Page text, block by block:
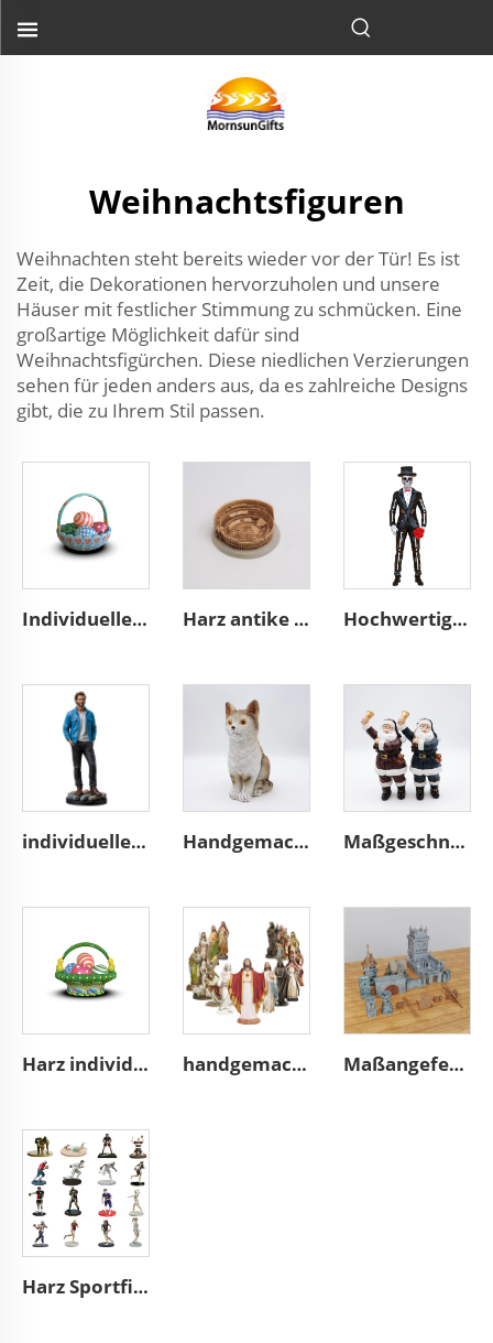
Weihnachtsfiguren
Weihnachten steht bereits wieder vor der Tür! Es ist
Zeit, die Dekorationen hervorzuholen und unsere
Häuser mit festlicher Stimmung zu schmücken. Eine
großartige Möglichkeit dafür sind
Weihnachtsfigürchen. Diese niedlichen Verzierungen
sehen für jeden anders aus, da es zahlreiche Designs
gibt, die zu Ihrem Stil passen.
Individueller Harz-Ostergeschenke-Ostereikorb-Dekoration Harz antike Architektur, maßgeschneidertes Gebäude des Kolosseums Hochwertige Handgemalte Totenkopf-Ansatz Statue aus Resin, Mexikanische Dekoration, Skelett, Anpassbarer Schädel, Mann Figurine
individuelles Harz-Kunstwerk Miniatur-Aktionfigur Figürchen Handgemachtes Wohnzubehör Tierstatue aus Resin, niedliches braunes Katzenfigürchen Maßgeschneiderte Weihnachtsdekoration Harzmikro-Nikolausfigur
Harz individuelle Eierkorbdekoration Einrichtungsaccessoires Ostergeschenke handgemachte christliche Resin-Handarbeitsfiguren katholisches Geschenk Maßangefertigte 3D-Gebäudemodellfigürchen aus Polyresin-Modellfigürchen
Harz Sportfigurin American Football NFL Action Spielzeugfigur